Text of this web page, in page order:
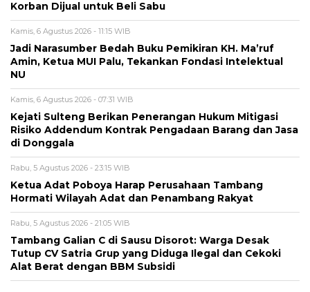
Korban Dijual untuk Beli Sabu
Kamis, 6 Agustus 2026 - 11:15 WIB
Jadi Narasumber Bedah Buku Pemikiran KH. Ma’ruf
Amin, Ketua MUI Palu, Tekankan Fondasi Intelektual
NU
Kamis, 6 Agustus 2026 - 07:31 WIB
Kejati Sulteng Berikan Penerangan Hukum Mitigasi
Risiko Addendum Kontrak Pengadaan Barang dan Jasa
di Donggala
Rabu, 5 Agustus 2026 - 23:15 WIB
Ketua Adat Poboya Harap Perusahaan Tambang
Hormati Wilayah Adat dan Penambang Rakyat
Rabu, 5 Agustus 2026 - 21:05 WIB
Tambang Galian C di Sausu Disorot: Warga Desak
Tutup CV Satria Grup yang Diduga Ilegal dan Cekoki
Alat Berat dengan BBM Subsidi